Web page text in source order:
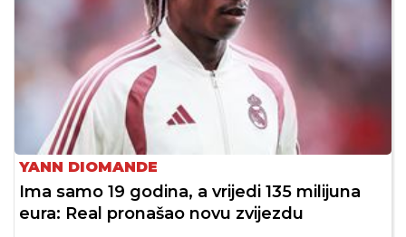
YANN DIOMANDE
Ima samo 19 godina, a vrijedi 135 milijuna
eura: Real pronašao novu zvijezdu